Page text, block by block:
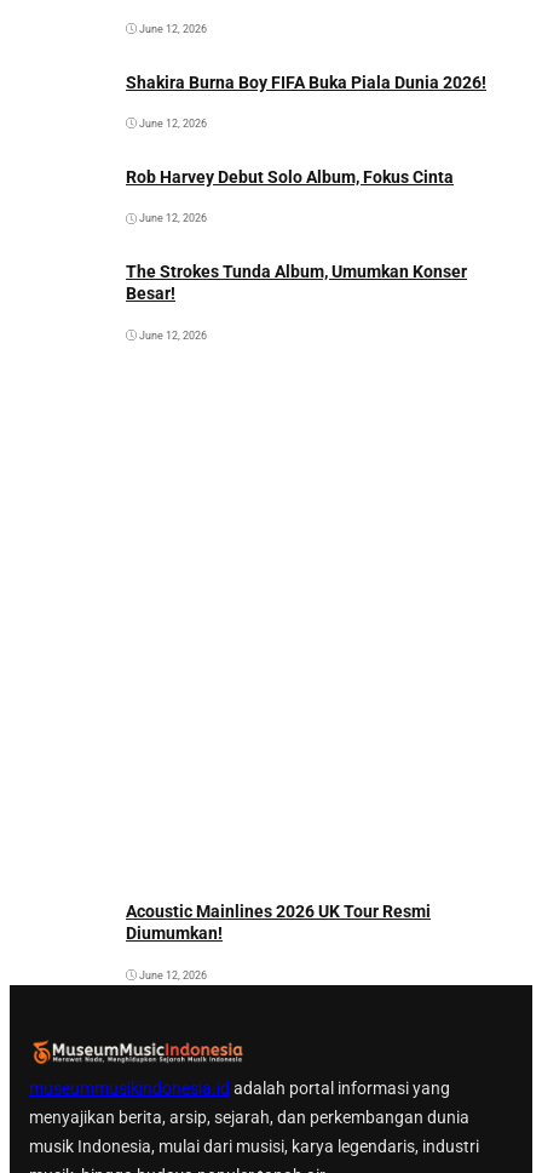
June 12, 2026
Shakira Burna Boy FIFA Buka Piala Dunia 2026!
June 12, 2026
Rob Harvey Debut Solo Album, Fokus Cinta
June 12, 2026
The Strokes Tunda Album, Umumkan Konser
Besar!
June 12, 2026
Acoustic Mainlines 2026 UK Tour Resmi
Diumumkan!
June 12, 2026
museummusikindonesia.id adalah portal informasi yang
menyajikan berita, arsip, sejarah, dan perkembangan dunia
musik Indonesia, mulai dari musisi, karya legendaris, industri